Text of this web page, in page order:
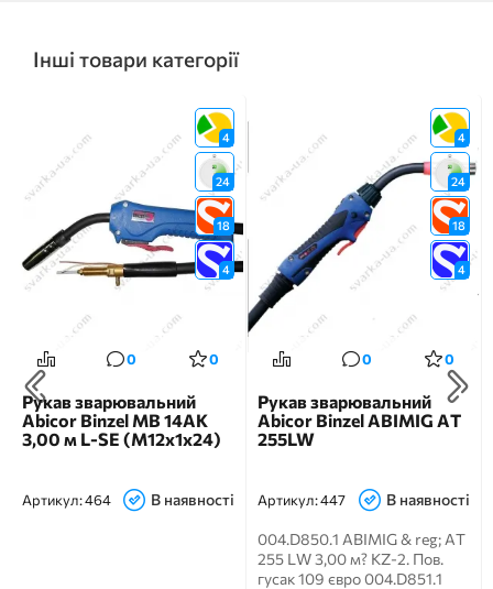
Інші товари категорії
4
24
18
4
0 0
Рукав зварювальний
Abicor Binzel МВ 14АК
3,00 м L-SE (M12x1x24)
Артикул:464 В наявності
4
24
18
4
0 0
Рукав зварювальний
Abicor Binzel ABIMIG АT
255LW
Артикул:447 В наявності
004.D850.1 ABIMIG & reg; AT
255 LW 3,00 м? KZ-2. Пов.
гусак 109 євро 004.D851.1